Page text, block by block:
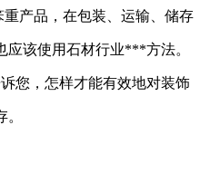
产品，在包装、运输、储存
应该使用石材行业***方法。
您，怎样才能有效地对装饰